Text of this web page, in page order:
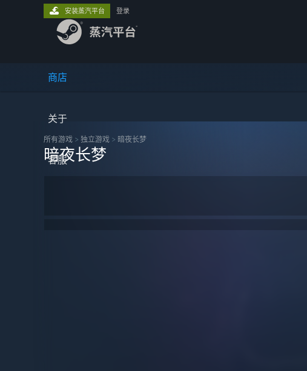
商店
关于
客服
安装蒸汽平台 登录
所有游戏 > 独立‎游戏 > 暗夜长梦
暗夜长梦